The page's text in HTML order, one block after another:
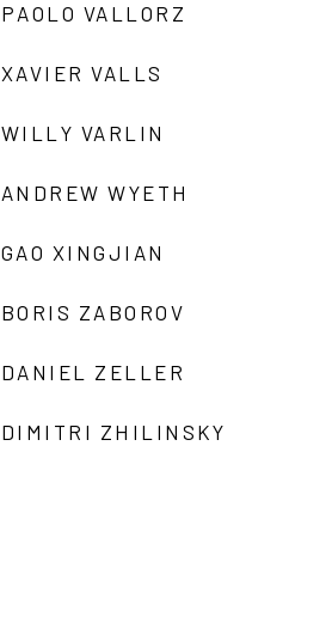
PAOLO VALLORZ
XAVIER VALLS
WILLY VARLIN
ANDREW WYETH
GAO XINGJIAN
BORIS ZABOROV
DANIEL ZELLER
DIMITRI ZHILINSKY